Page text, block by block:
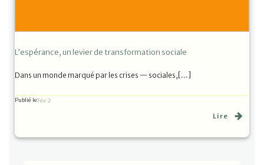
L’espérance, un levier de transformation sociale
Dans un monde marqué par les crises — sociales,[…]
Publié leFév 2
Lire